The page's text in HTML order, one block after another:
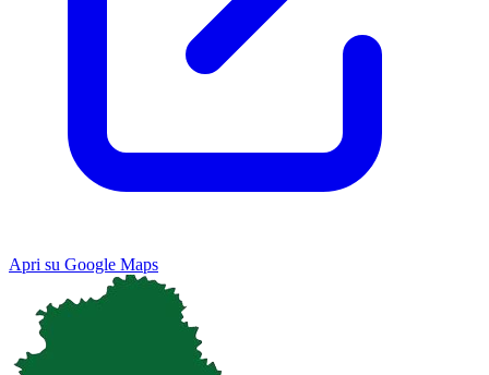
Apri su Google Maps
Map Satellite
Keyboard shortcuts